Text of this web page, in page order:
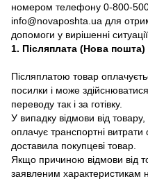
номером телефону 0-800-
info@novaposhta.ua для
допомоги у вирішенні ситуації.
1. Післяплата (Нова пошта)
Післяплатою товар
посилки і може
переводу так і за готівку.
У випадку відмови від
оплачує транспортні
доставила покупцеві товар.
Якщо причиною відмови від
заявленим характеристикам